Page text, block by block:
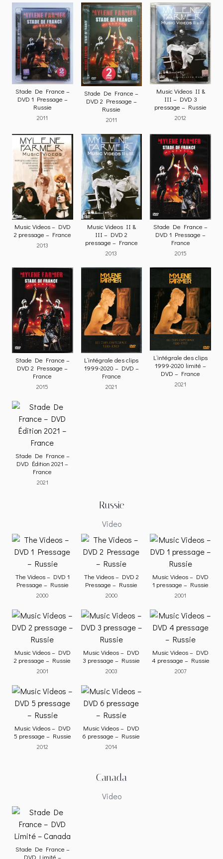
Stade De France –
DVD 1 Pressage –
Russie
2011
Stade De France –
DVD 2 Pressage –
Russie
2011
Music Videos II &
III – DVD 3
pressage – Russie
2012
Music Videos – DVD
2 pressage – France
2013
Music Videos II &
III – DVD 2
pressage – France
2013
Stade De France –
DVD 1 Pressage –
France
2015
Stade De France –
DVD 2 Pressage –
France
2015
L’intégrale des clips
1999-2020 – DVD –
France
2021
L’intégrale des clips
1999-2020 limité –
DVD – France
2021
Stade De France –
DVD Édition 2021 –
France
2021
Russie
Video
The Videos – DVD 1
Pressage – Russie
2000
The Videos – DVD 2
Pressage – Russie
2000
Music Videos – DVD
1 pressage – Russie
2001
Music Videos – DVD
2 pressage – Russie
2001
Music Videos – DVD
3 pressage – Russie
2003
Music Videos – DVD
4 pressage – Russie
2007
Music Videos – DVD
5 pressage – Russie
2012
Music Videos – DVD
6 pressage – Russie
2014
Canada
Video
Stade De France –
DVD Limité –